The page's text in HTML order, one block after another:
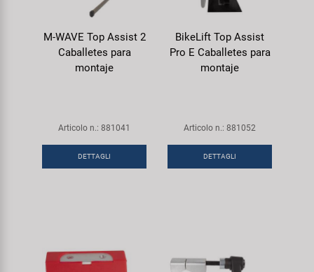
M-WAVE Top Assist 2
Caballetes para
montaje
Articolo n.: 881041
DETTAGLI
BikeLift Top Assist
Pro E Caballetes para
montaje
Articolo n.: 881052
DETTAGLI